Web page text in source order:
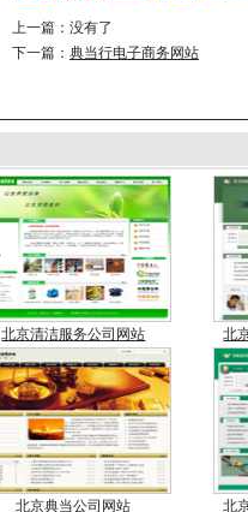
上一篇：没有了
下一篇： 典当行电子商务网站
北京清洁服务公司网站 北
北京典当公司网站 北